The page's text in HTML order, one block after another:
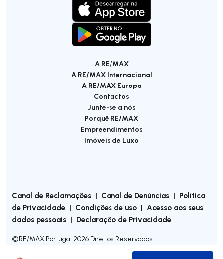
A RE/MAX
A RE/MAX Internacional
A RE/MAX Europa
Contactos
Junte-se a nós
Porquê RE/MAX
Empreendimentos
Imóveis de Luxo
Canal de Reclamações | Canal de Denúncias | Política
de Privacidade | Condições de uso | Acesso aos seus
dados pessoais | Declaração de Privacidade
©RE/MAX Portugal 2026 Direitos Reservados